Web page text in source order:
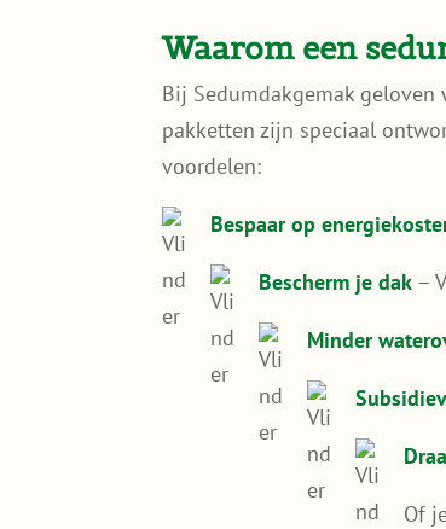
Waarom een
Bij Sedumdakgemak
pakketten zijn speciaal
voordelen:
Bespaar op
Bescherm je dak –
Minder
Of